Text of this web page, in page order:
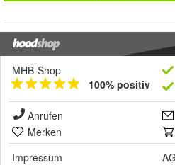
MHB-Shop
100% positiv
Anrufen
Merken
Impressum